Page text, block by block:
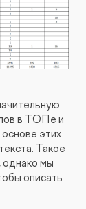
в ТОПе и
этих
Такое
однако мы
описать